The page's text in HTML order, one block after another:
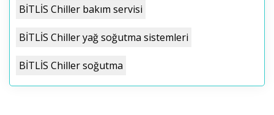
BİTLİS Chiller bakım servisi
BİTLİS Chiller yağ soğutma sistemleri
BİTLİS Chiller soğutma